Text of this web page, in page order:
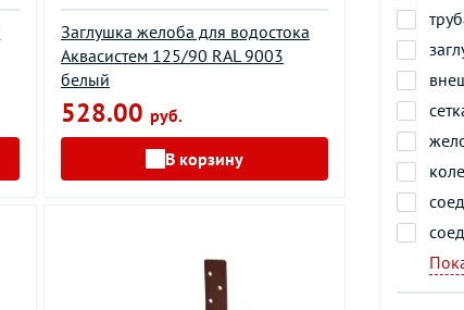
Заглушка желоба для водостока
Аквасистем 125/90 RAL 9003
белый
528.00 руб.
В корзину